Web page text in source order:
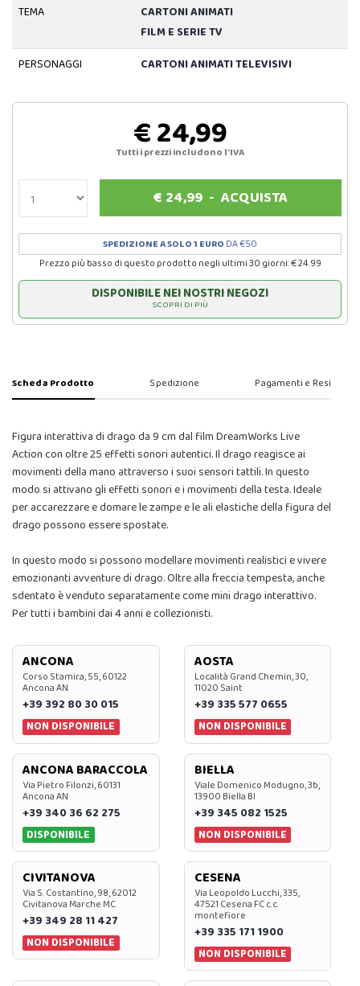
TEMA
CARTONI ANIMATI
FILM E SERIE TV
PERSONAGGI
CARTONI ANIMATI TELEVISIVI
€ 24,99
Tutti i prezzi includono l'IVA
€ 24,99 -ACQUISTA
SPEDIZIONE A SOLO 1 EURO DA €50
Prezzo più basso di questo prodotto negli ultimi 30 giorni: € 24.99
DISPONIBILE NEI NOSTRI NEGOZI
SCOPRI DI PIÙ
Scheda Prodotto Spedizione Pagamenti e Resi
Figura interattiva di drago da 9 cm dal film DreamWorks Live
Action con oltre 25 effetti sonori autentici. Il drago reagisce ai
movimenti della mano attraverso i suoi sensori tattili. In questo
modo si attivano gli effetti sonori e i movimenti della testa. Ideale
per accarezzare e domare le zampe e le ali elastiche della figura del
drago possono essere spostate.
In questo modo si possono modellare movimenti realistici e vivere
emozionanti avventure di drago. Oltre alla freccia tempesta, anche
sdentato è venduto separatamente come mini drago interattivo.
Per tutti i bambini dai 4 anni e collezionisti.
ANCONA
Corso Stamira, 55, 60122
Ancona AN
+39 392 80 30 015
NON DISPONIBILE
AOSTA
Località Grand Chemin, 30,
11020 Saint
+39 335 577 0655
NON DISPONIBILE
ANCONA BARACCOLA
Via Pietro Filonzi, 60131
Ancona AN
+39 340 36 62 275
DISPONIBILE
BIELLA
Viale Domenico Modugno, 3b,
13900 Biella BI
+39 345 082 1525
NON DISPONIBILE
CIVITANOVA
Via S. Costantino, 98, 62012
Civitanova Marche MC
+39 349 28 11 427
NON DISPONIBILE
CESENA
Via Leopoldo Lucchi, 335,
47521 Cesena FC c.c.
montefiore
+39 335 171 1900
NON DISPONIBILE